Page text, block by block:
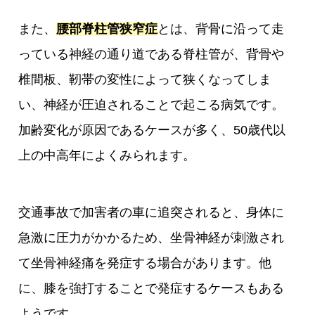
また、 腰部脊柱管狭窄症とは、背骨に沿って走
っている神経の通り道である脊柱管が、背骨や
椎間板、靭帯の変性によって狭くなってしま
い、神経が圧迫されることで起こる病気です。
加齢変化が原因であるケースが多く、50歳代以
上の中高年によくみられます。
交通事故で加害者の車に追突されると、身体に
急激に圧力がかかるため、坐骨神経が刺激され
て坐骨神経痛を発症する場合があります。他
に、膝を強打することで発症するケースもある